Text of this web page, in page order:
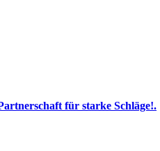
für starke Schläge!.